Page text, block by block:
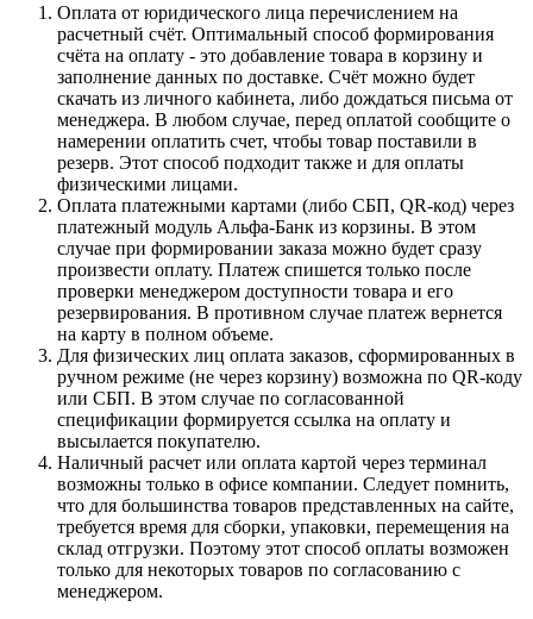
Оплата от юридического лица перечислением на
расчетный счёт. Оптимальный способ формирования
счёта на оплату - это добавление товара в корзину и
заполнение данных по доставке. Счёт можно будет
скачать из личного кабинета, либо дождаться письма от
менеджера. В любом случае, перед оплатой сообщите о
намерении оплатить счет, чтобы товар поставили в
резерв. Этот способ подходит также и для оплаты
физическими лицами.
Оплата платежными картами (либо СБП, QR-код) через
платежный модуль Альфа-Банк из корзины. В этом
случае при формировании заказа можно будет сразу
произвести оплату. Платеж спишется только после
проверки менеджером доступности товара и его
резервирования. В противном случае платеж вернется
на карту в полном объеме.
Для физических лиц оплата заказов, сформированных в
ручном режиме (не через корзину) возможна по QR-коду
или СБП. В этом случае по согласованной
спецификации формируется ссылка на оплату и
высылается покупателю.
Наличный расчет или оплата картой через терминал
возможны только в офисе компании. Следует помнить,
что для большинства товаров представленных на сайте,
требуется время для сборки, упаковки, перемещения на
склад отгрузки. Поэтому этот способ оплаты возможен
только для некоторых товаров по согласованию с
менеджером.